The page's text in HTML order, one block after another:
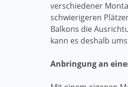
verschiedener
schwierigeren
Balkons die
kann es deshalb
Anbringung an